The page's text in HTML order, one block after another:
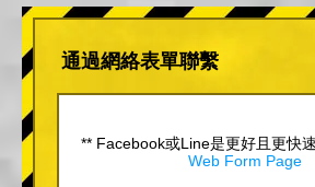
通過網絡表單聯繫
** Facebook或Line是更好且更快
Web Form Page